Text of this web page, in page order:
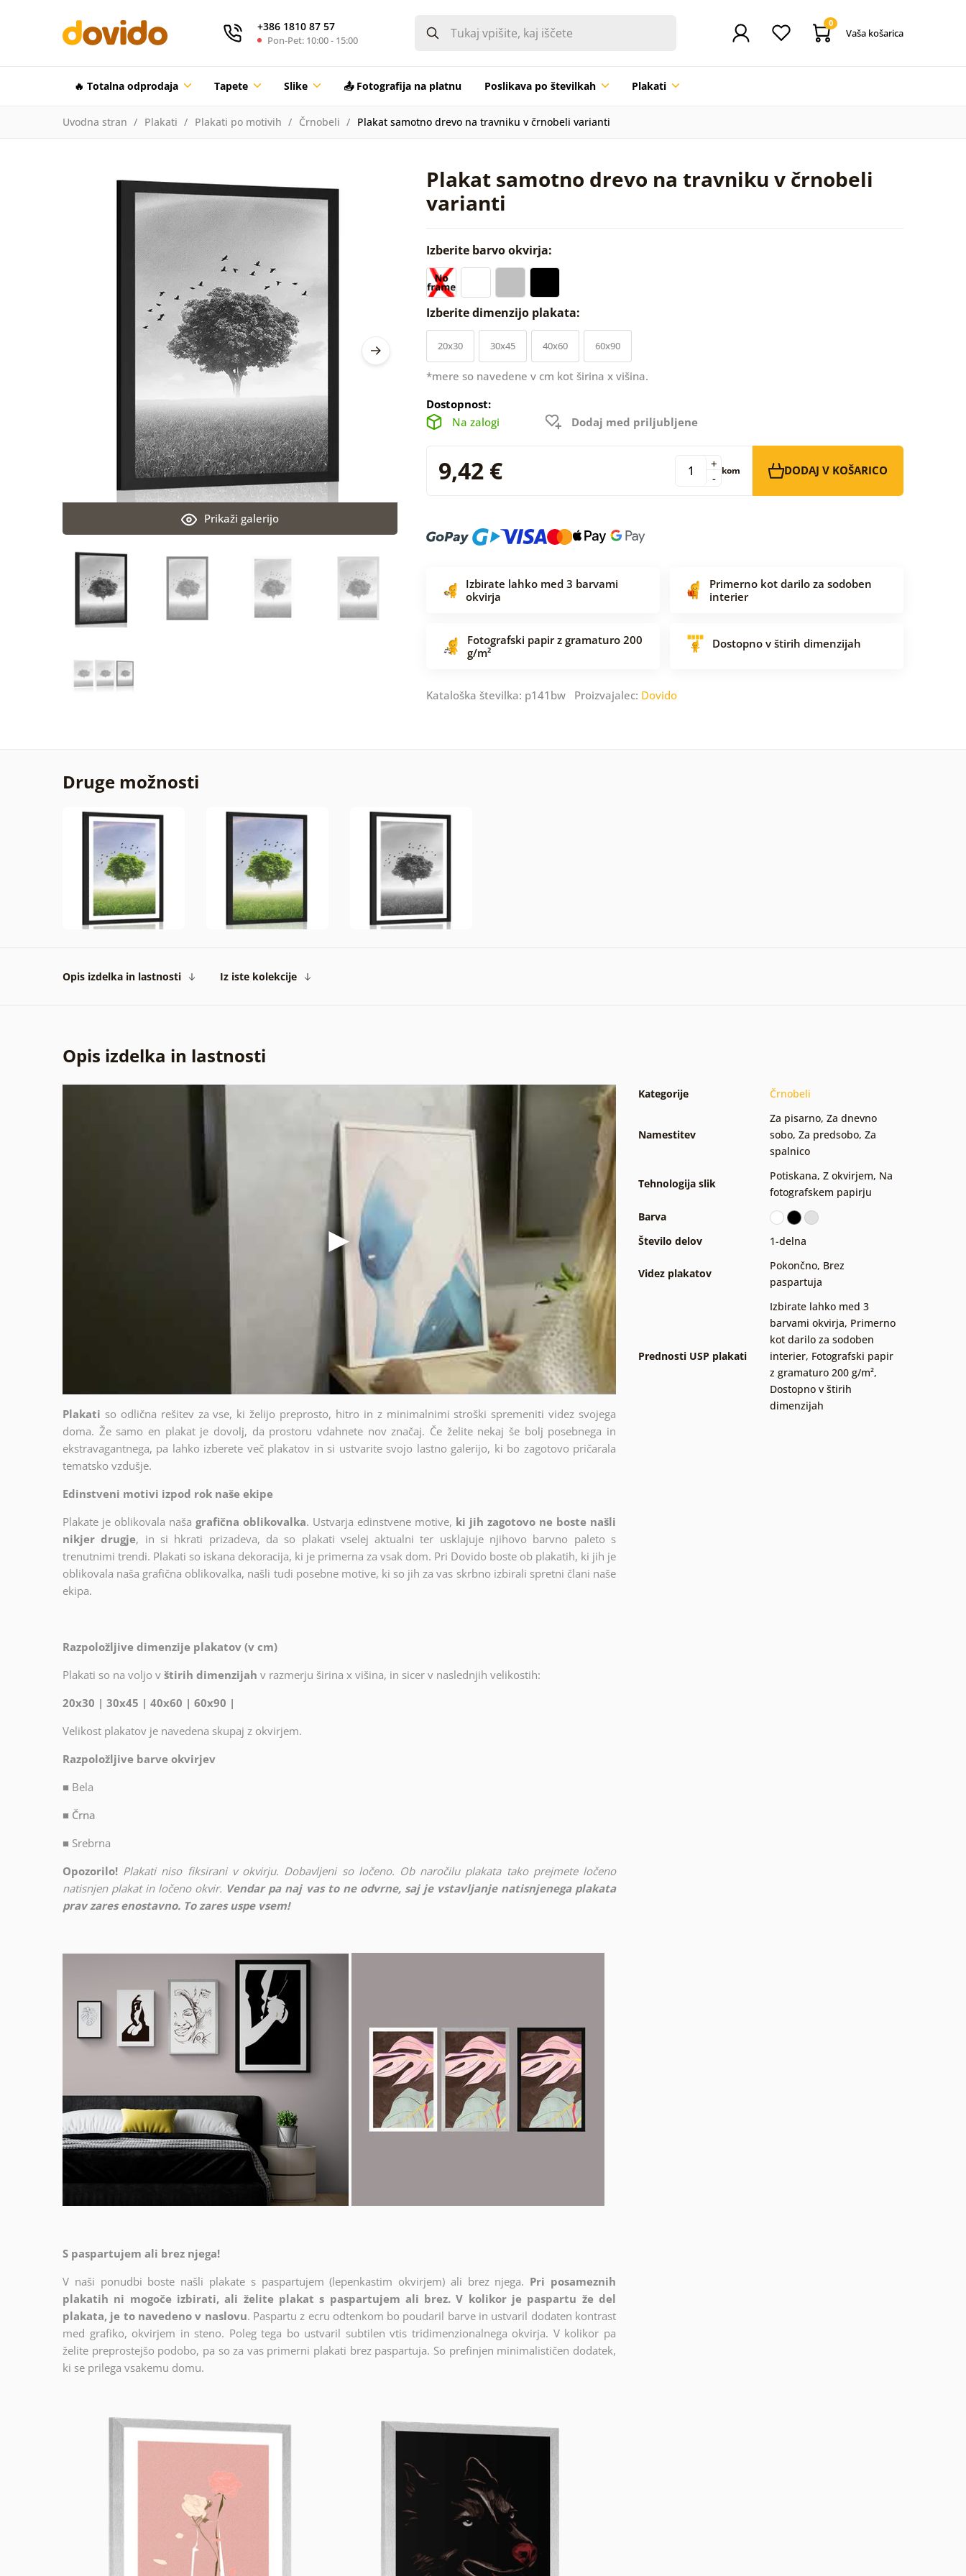
+386 1810 87 57
Pon-Pet: 10:00 - 15:00
0
Vaša košarica
🔥 Totalna odprodaja Tapete Slike 📤 Fotografija na platnu Poslikava po številkah Plakati
Uvodna stran Plakati Plakati po motivih Črnobeli Plakat samotno drevo na travniku v črnobeli varianti
Plakat samotno drevo na travniku v črnobeli
varianti
Prikaži galerijo
Izberite barvo okvirja:
Izberite dimenzijo plakata:
20x30 30x45 40x60 60x90
*mere so navedene v cm kot širina x višina.
Dostopnost:
Na zalogi
Dodaj med priljubljene
9,42 € -
+ kom DODAJ V KOŠARICO
Izbirate lahko med 3 barvami
okvirja
Primerno kot darilo za sodoben
interier
Fotografski papir z gramaturo 200
g/m²
Dostopno v štirih dimenzijah
Kataloška številka: p141bw Proizvajalec: Dovido
Druge možnosti
Opis izdelka in lastnosti Iz iste kolekcije
Opis izdelka in lastnosti
Plakati so odlična rešitev za vse, ki želijo preprosto, hitro in z minimalnimi stroški spremeniti videz svojega
doma. Že samo en plakat je dovolj, da prostoru vdahnete nov značaj. Če želite nekaj še bolj posebnega in
ekstravagantnega, pa lahko izberete več plakatov in si ustvarite svojo lastno galerijo, ki bo zagotovo pričarala
tematsko vzdušje.
Edinstveni motivi izpod rok naše ekipe
Plakate je oblikovala naša grafična oblikovalka. Ustvarja edinstvene motive, ki jih zagotovo ne boste našli
nikjer drugje, in si hkrati prizadeva, da so plakati vselej aktualni ter usklajuje njihovo barvno paleto s
trenutnimi trendi. Plakati so iskana dekoracija, ki je primerna za vsak dom. Pri Dovido boste ob plakatih, ki jih je
oblikovala naša grafična oblikovalka, našli tudi posebne motive, ki so jih za vas skrbno izbirali spretni člani naše
ekipa.
Razpoložljive dimenzije plakatov (v cm)
Plakati so na voljo v štirih dimenzijah v razmerju širina x višina, in sicer v naslednjih velikostih:
20x30 | 30x45 | 40x60 | 60x90 |
Velikost plakatov je navedena skupaj z okvirjem.
Razpoložljive barve okvirjev
■ Bela
■ Črna
■ Srebrna
Opozorilo! Plakati niso fiksirani v okvirju. Dobavljeni so ločeno. Ob naročilu plakata tako prejmete ločeno
natisnjen plakat in ločeno okvir. Vendar pa naj vas to ne odvrne, saj je vstavljanje natisnjenega plakata
prav zares enostavno. To zares uspe vsem!
S paspartujem ali brez njega!
V naši ponudbi boste našli plakate s paspartujem (lepenkastim okvirjem) ali brez njega. Pri posameznih
plakatih ni mogoče izbirati, ali želite plakat s paspartujem ali brez. V kolikor je paspartu že del
plakata, je to navedeno v naslovu. Paspartu z ecru odtenkom bo poudaril barve in ustvaril dodaten kontrast
med grafiko, okvirjem in steno. Poleg tega bo ustvaril subtilen vtis tridimenzionalnega okvirja. V kolikor pa
želite preprostejšo podobo, pa so za vas primerni plakati brez paspartuja. So prefinjen minimalističen dodatek,
ki se prilega vsakemu domu.
Kategorije Črnobeli
Namestitev
Za pisarno, Za dnevno
sobo, Za predsobo, Za
spalnico
Tehnologija slik
Potiskana, Z okvirjem, Na
fotografskem papirju
Barva
Število delov
1-delna
Videz plakatov
Pokončno, Brez
paspartuja
Prednosti USP plakati
Izbirate lahko med 3
barvami okvirja, Primerno
kot darilo za sodoben
interier, Fotografski papir
z gramaturo 200 g/m²,
Dostopno v štirih
dimenzijah